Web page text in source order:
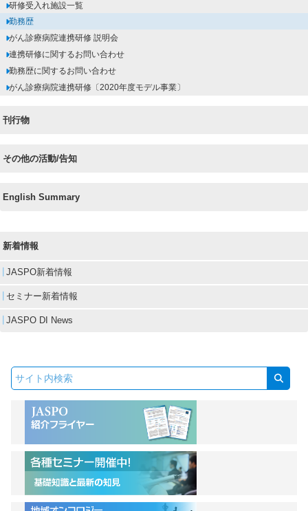
研修受入れ施設一覧
勤務歴
がん診療病院連携研修 説明会
連携研修に関するお問い合わせ
勤務歴に関するお問い合わせ
がん診療病院連携研修〔2020年度モデル事業〕
刊行物
その他の活動/告知
English Summary
新着情報
JASPO新着情報
セミナー新着情報
JASPO DI News